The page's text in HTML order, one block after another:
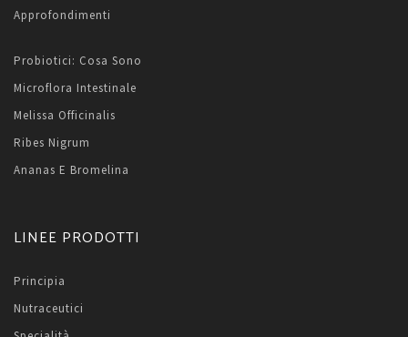
Approfondimenti
Probiotici: Cosa Sono
Microflora Intestinale
Melissa Officinalis
Ribes Nigrum
Ananas E Bromelina
LINEE PRODOTTI
Principia
Nutraceutici